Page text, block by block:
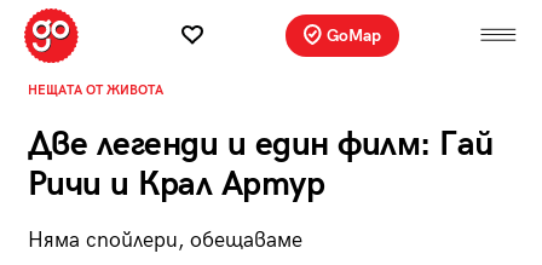
GoMap
НЕЩАТА ОТ ЖИВОТА
Две легенди и един филм: Гай
Ричи и Крал Артур
Няма спойлери, обещаваме